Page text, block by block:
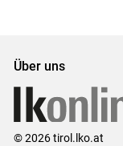
Über uns
© 2026 tirol.lko.at